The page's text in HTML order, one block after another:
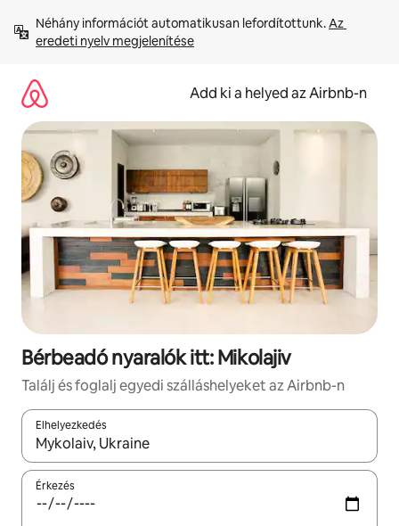
tartalomra
Néhány információt automatikusan lefordítottunk. Az
eredeti nyelv megjelenítése
Add ki a helyed az Airbnb-n
Bérbeadó nyaralók itt: Mikolajiv
Találj és foglalj egyedi szálláshelyeket az Airbnb-n
Elhelyezkedés
Az eredmények között a felfelé és a lefelé nyíllal
Érkezés